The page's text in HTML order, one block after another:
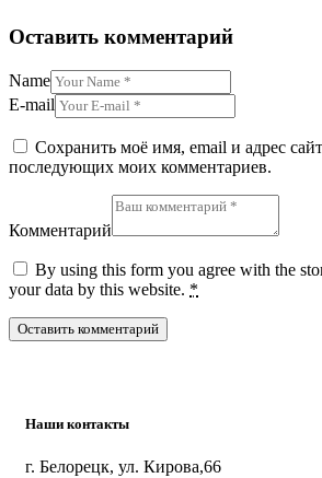
Оставить комментарий
Name
E-mail
Сохранить моё имя, email и адрес
последующих моих комментариев.
Комментарий
By using this form you agree with the
your data by this website. *
Наши контакты
г. Белорецк, ул. Кирова,66